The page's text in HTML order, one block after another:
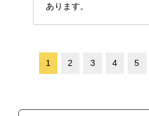
あります。
1 2 3 4 5